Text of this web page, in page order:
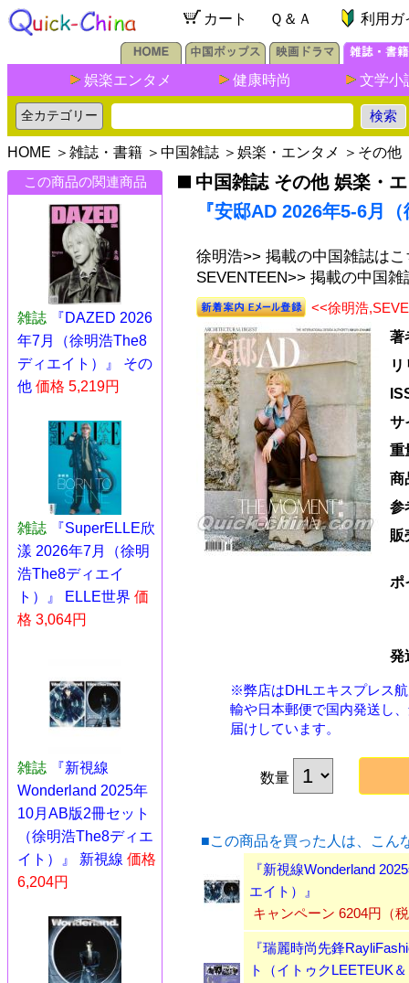
カート Ｑ＆Ａ 利用ガ
娯楽エンタメ 健康時尚 文学小
HOME ＞ 雑誌・書籍 ＞ 中国雑誌 ＞ 娯楽・エンタメ ＞ その他
この商品の関連商品
雑誌
『DAZED 2026
年7月（徐明浩The8
ディエイト）』 その
他 価格 5,219円
雑誌
『SuperELLE欣
漾 2026年7月（徐明
浩The8ディエイ
ト）』 ELLE世界 価
格 3,064円
雑誌
『新視線
Wonderland 2025年
10月AB版2冊セット
（徐明浩The8ディエ
イト）』 新視線 価格
6,204円
中国雑誌 その他 娯楽・
『安邸AD 2026年5-6月
徐明浩>> 掲載の中国雑誌はこ
SEVENTEEN>> 掲載の中国雑
<<徐明浩
著
サ
重
商
参
販
ポ
発
※弊店はDHLエキスプレス
輸や日本郵便で国内発送し
届けしています。
数量
■この商品を買った人は、こん
『新視線Wonderland
エイト）』
キャンペーン 6204円（
『瑞麗時尚先鋒
ト（イトゥクLEETEUK